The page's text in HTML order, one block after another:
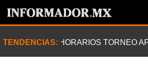
TENDENCIAS: HORARIOS TORNEO